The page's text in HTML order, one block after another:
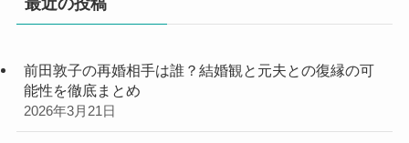
前田敦子の再婚相手は誰？結婚観と元夫との復縁の可
能性を徹底まとめ
2026年3月21日